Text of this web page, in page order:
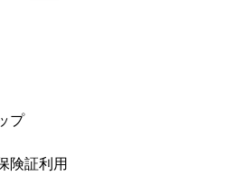
プ
険証利用